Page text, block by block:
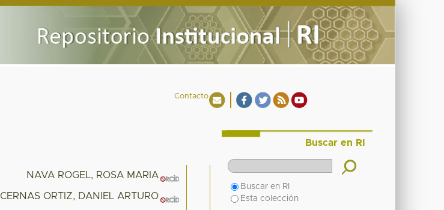
Contacto
NAVA ROGEL, ROSA MARIA
CERNAS ORTIZ, DANIEL ARTURO
Buscar en RI
Buscar en RI
Esta colección